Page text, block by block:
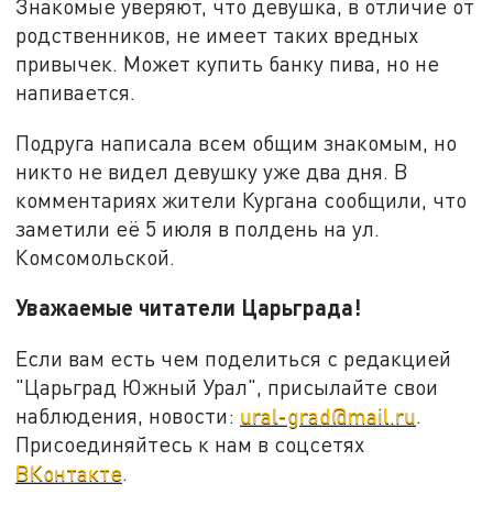
Знакомые уверяют, что девушка, в отличие от
родственников, не имеет таких вредных
привычек. Может купить банку пива, но не
напивается.
Подруга написала всем общим знакомым, но
никто не видел девушку уже два дня. В
комментариях жители Кургана сообщили, что
заметили её 5 июля в полдень на ул.
Комсомольской.
Уважаемые читатели Царьграда!
Если вам есть чем поделиться с редакцией
"Царьград Южный Урал", присылайте свои
наблюдения, новости: ural-grad@mail.ru.
Присоединяйтесь к нам в соцсетях
ВКонтакте.